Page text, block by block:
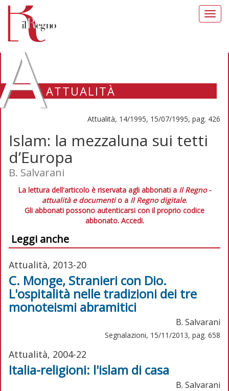
ATTUALITÀ
Attualità, 14/1995, 15/07/1995, pag. 426
Islam: la mezzaluna sui tetti
d’Europa
B. Salvarani
La lettura dell'articolo è riservata agli abbonati a Il Regno -
attualità e documentio a Il Regno digitale.
Gli abbonati possono autenticarsi con il proprio codice
abbonato. Accedi.
Leggi anche
Attualità, 2013-20
C. Monge, Stranieri con Dio.
L'ospitalità nelle tradizioni dei tre
monoteismi abramitici
B. Salvarani
Segnalazioni, 15/11/2013, pag. 658
Attualità, 2004-22
Italia-religioni: l'islam di casa
B. Salvarani